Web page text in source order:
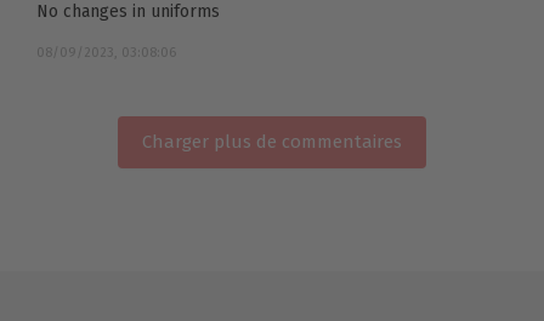
No changes in uniforms
08/09/2023, 03:08:06
Charger plus de commentaires